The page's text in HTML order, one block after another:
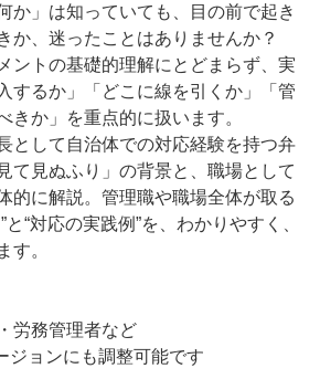
か」は知っていても、目の前で起き
か、迷ったことはありませんか？
ントの基礎的理解にとどまらず、実
するか」「どこに線を引くか」「管
きか」を重点的に扱います。
として自治体での対応経験を持つ弁
て見ぬふり」の背景と、職場として
的に解説。管理職や職場全体が取る
“対応の実践例”を、わかりやすく、
す。
労務管理者など
ジョンにも調整可能です